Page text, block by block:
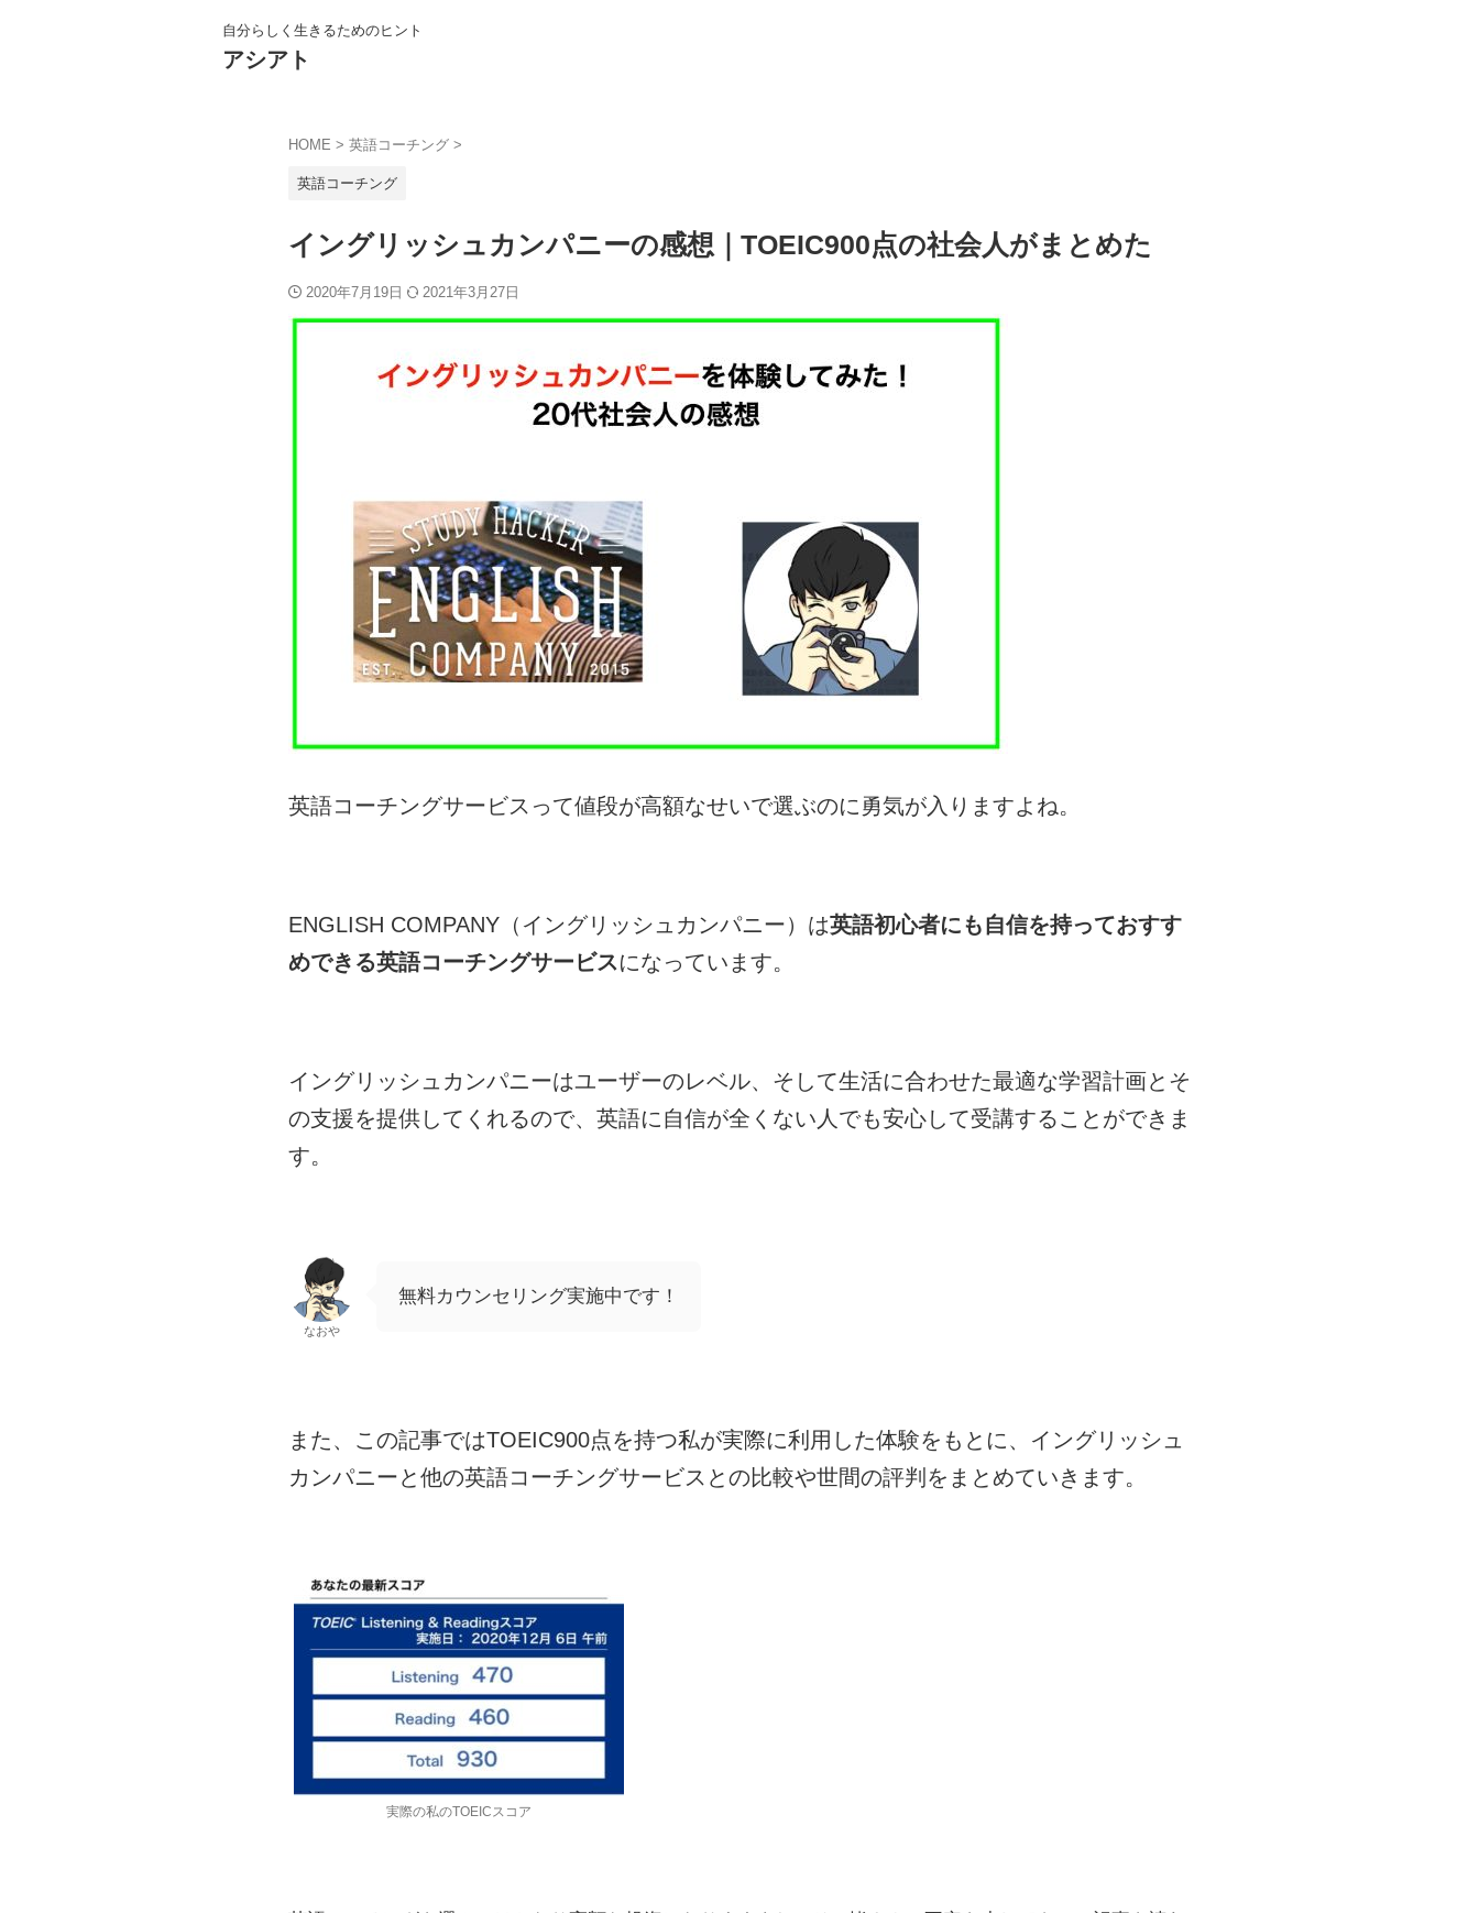
自分らしく生きるためのヒント
アシアト
HOME > 英語コーチング >
英語コーチング
イングリッシュカンパニーの感想｜TOEIC900点の社会人がまとめた
2020年7月19日 2021年3月27日
英語コーチングサービスって値段が高額なせいで選ぶのに勇気が入りますよね。
ENGLISH COMPANY（イングリッシュカンパニー）は英語初心者にも自信を持っておすす
めできる英語コーチングサービスになっています。
イングリッシュカンパニーはユーザーのレベル、そして生活に合わせた最適な学習計画とそ
の支援を提供してくれるので、英語に自信が全くない人でも安心して受講することができま
す。
なおや
無料カウンセリング実施中です！
また、この記事ではTOEIC900点を持つ私が実際に利用した体験をもとに、イングリッシュ
カンパニーと他の英語コーチングサービスとの比較や世間の評判をまとめていきます。
実際の私のTOEICスコア